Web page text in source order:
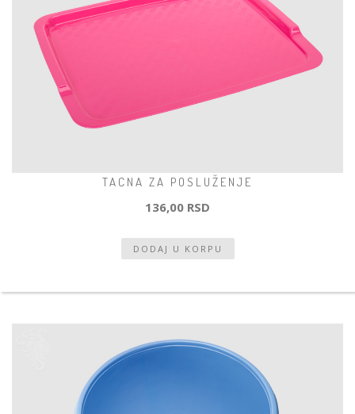
TACNA ZA POSLUŽENJE
136,00 RSD